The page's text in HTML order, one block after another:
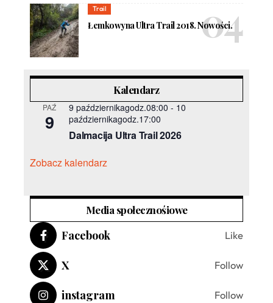
Trail
Łemkowyna Ultra Trail 2018. Nowości.
Kalendarz
PAŹ
9
9 październikagodz.08:00 - 10
październikagodz.17:00
Dalmacija Ultra Trail 2026
Zobacz kalendarz
Media społecznośiowe
Facebook Like
X Follow
instagram Follow